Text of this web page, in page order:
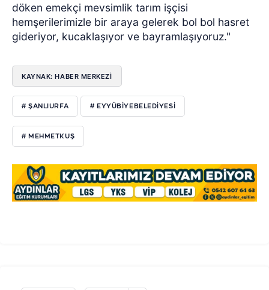
döken emekçi mevsimlik tarım işçisi
hemşerilerimizle bir araya gelerek bol bol hasret
gideriyor, kucaklaşıyor ve bayramlaşıyoruz."
KAYNAK: HABER MERKEZİ
# ŞANLIURFA # EYYÜBIYEBELEDIYESI
# MEHMETKUŞ